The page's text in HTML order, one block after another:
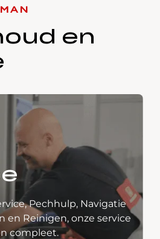
en
Pechhulp, Navigatie
en Reinigen, onze service
compleet.